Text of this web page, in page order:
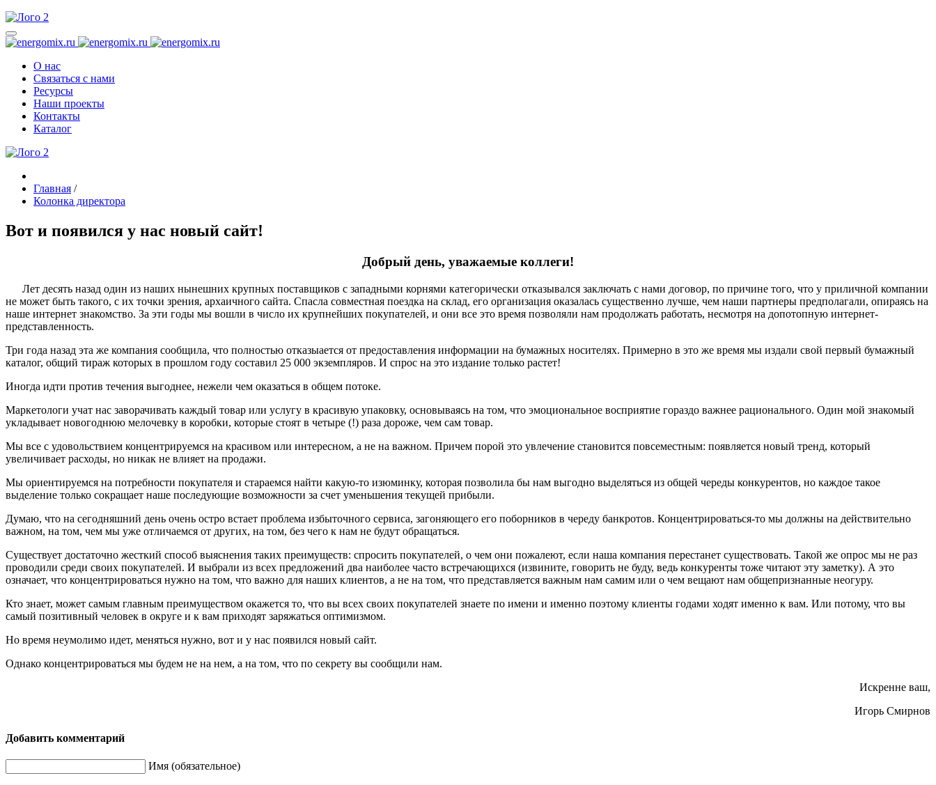
О нас
Связаться с нами
Ресурсы
Наши проекты
Контакты
Каталог
Главная /
Колонка директора
Вот и появился у нас новый сайт!
Добрый день, уважаемые коллеги!
Лет десять назад один из наших нынешних крупных поставщиков с западными корнями категорически отказывался заключать с нами договор, по причине того, что у приличной компании
не может быть такого, с их точки зрения, архаичного сайта. Спасла совместная поездка на склад, его организация оказалась существенно лучше, чем наши партнеры предполагали, опираясь на
наше интернет знакомство. За эти годы мы вошли в число их крупнейших покупателей, и они все это время позволяли нам продолжать работать, несмотря на допотопную интернет-
представленность.
Три года назад эта же компания сообщила, что полностью отказыается от предоставления информации на бумажных носителях. Примерно в это же время мы издали свой первый бумажный
каталог, общий тираж которых в прошлом году составил 25 000 экземпляров. И спрос на это издание только растет!
Иногда идти против течения выгоднее, нежели чем оказаться в общем потоке.
Маркетологи учат нас заворачивать каждый товар или услугу в красивую упаковку, основываясь на том, что эмоциональное восприятие гораздо важнее рационального. Один мой знакомый
укладывает новогоднюю мелочевку в коробки, которые стоят в четыре (!) раза дороже, чем сам товар.
Мы все с удовольствием концентрируемся на красивом или интересном, а не на важном. Причем порой это увлечение становится повсеместным: появляется новый тренд, который
увеличивает расходы, но никак не влияет на продажи.
Мы ориентируемся на потребности покупателя и стараемся найти какую-то изюминку, которая позволила бы нам выгодно выделяться из общей череды конкурентов, но каждое такое
выделение только сокращает наше последующие возможности за счет уменьшения текущей прибыли.
Думаю, что на сегодняшний день очень остро встает проблема избыточного сервиса, загоняющего его поборников в череду банкротов. Концентрироваться-то мы должны на действительно
важном, нa том, чем мы уже отличаемся от других, на том, без чего к нам не будут обращаться.
Существует достаточно жесткий способ выяснения таких преимуществ: спросить покупателей, о чем они пожалеют, если наша компания перестанет существовать. Такой же опрос мы не раз
проводили среди своих покупателей. И выбрали из всех предложений два наиболее часто встречающихся (извините, говорить не буду, ведь конкуренты тоже читают эту заметку). А это
означает, что концентрироваться нужно на том, что важно для наших клиентов, а не на том, что представляется важным нам самим или о чем вещают нам общепризнанные неогуру.
Кто знает, может самым главным преимуществом окажется то, что вы всех своих покупателей знаете по имени и именно поэтому клиенты годами ходят именно к вам. Или потому, что вы
самый позитивный человек в округе и к вам приходят заряжаться оптимизмом.
Но время неумолимо идет, меняться нужно, вот и у нас появился новый сайт.
Однако концентрироваться мы будем не на нем, а на том, что по секрету вы сообщили нам.
Искренне ваш,
Игорь Смирнов
Добавить комментарий
Имя (обязательное)